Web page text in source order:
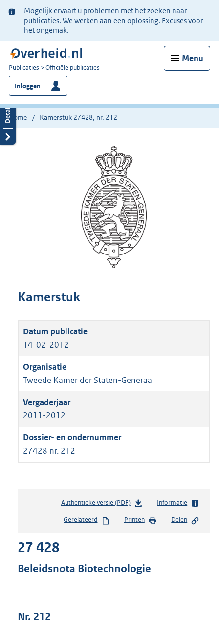
Ter
informatie:
Mogelijk ervaart u problemen met het zoeken naar
publicaties. We werken aan een oplossing. Excuses voor
het ongemak.
Menu
U
bent
nu
hier:
Publicaties Officiële publicaties
Inloggen
Home Kamerstuk 27428, nr. 212
Kamerstuk
14-02-2012
Tweede Kamer der Staten-Generaal
2011-2012
27428 nr. 212
Authentieke versie (PDF)b
s
s
Informatie
Gerelateerd Printen Delen
27 428
Beleidsnota Biotechnologie
Nr. 212